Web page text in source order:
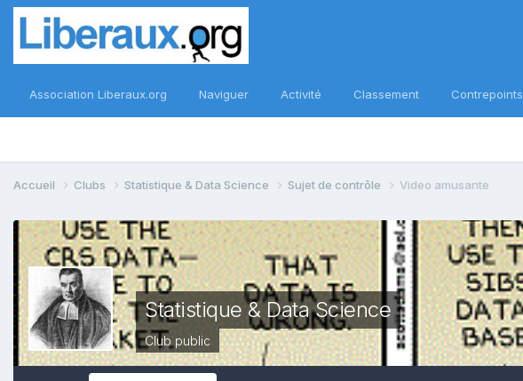
Association Liberaux.org Naviguer Activité Classement Contrepoints
Accueil Clubs Statistique & Data Science Sujet de contrôle Video amusante
Statistique & Data Science
Club public